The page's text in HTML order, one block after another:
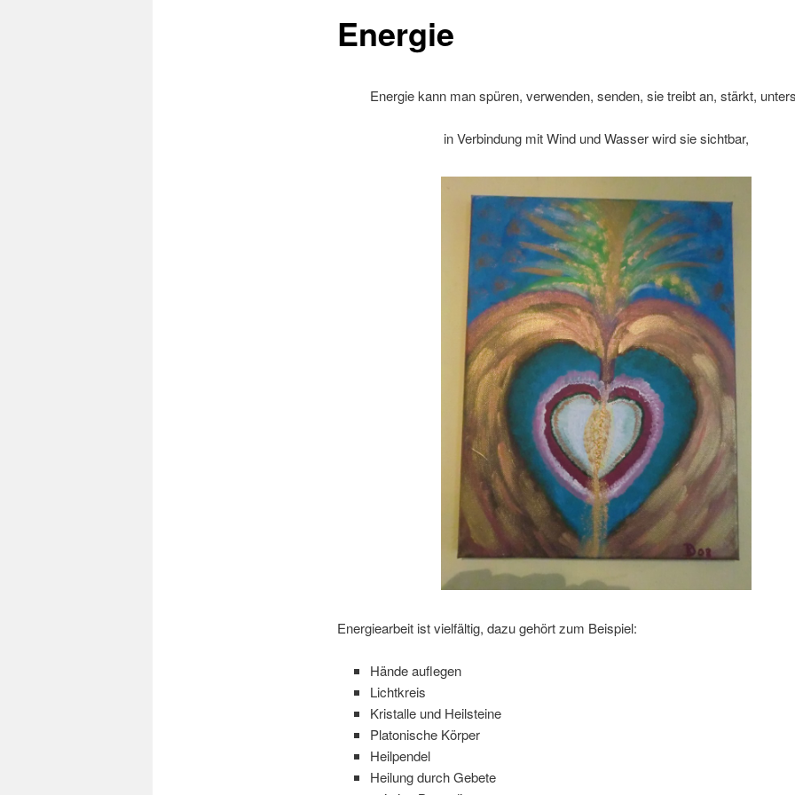
Energie
Energie kann man spüren, verwenden, senden, sie treibt an, stärkt,
in Verbindung mit Wind und Wasser wird sie sichtbar,
Energiearbeit ist vielfältig, dazu gehört zum Beispiel:
Hände auflegen
Lichtkreis
Kristalle und Heilsteine
Platonische Körper
Heilpendel
Heilung durch Gebete